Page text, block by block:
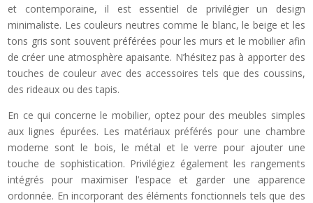
et contemporaine, il est essentiel de privilégier un design
minimaliste. Les couleurs neutres comme le blanc, le beige et les
tons gris sont souvent préférées pour les murs et le mobilier afin
de créer une atmosphère apaisante. N’hésitez pas à apporter des
touches de couleur avec des accessoires tels que des coussins,
des rideaux ou des tapis.
En ce qui concerne le mobilier, optez pour des meubles simples
aux lignes épurées. Les matériaux préférés pour une chambre
moderne sont le bois, le métal et le verre pour ajouter une
touche de sophistication. Privilégiez également les rangements
intégrés pour maximiser l’espace et garder une apparence
ordonnée. En incorporant des éléments fonctionnels tels que des